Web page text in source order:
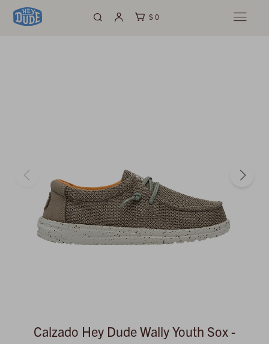
$ 0 
Calzado Hey Dude Wally Youth Sox -